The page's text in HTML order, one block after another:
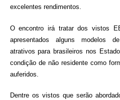
excelentes rendimentos.
O encontro irá tratar dos vistos
apresentados alguns modelos
atrativos para brasileiros nos
condição de não residente como
auferidos.
Dentre os vistos que serão